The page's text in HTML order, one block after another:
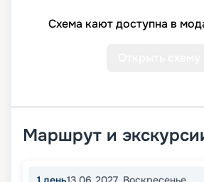
Схема кают доступна в
Маршрут и